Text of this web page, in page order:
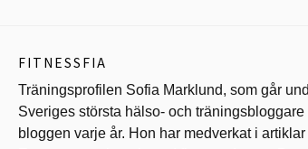
FITNESSFIA
Träningsprofilen Sofia Marklund, som går
Sveriges största hälso- och
bloggen varje år. Hon har medverkat i